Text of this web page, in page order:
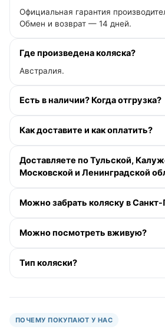
Официальная гарантия
Обмен и возврат — 14 дней.
Где произведена коляска?
Австралия.
Есть в наличии? Когда отгрузка?
Как доставите и как оплатить?
Доставляете по Тульской,
Московской и Ленинградской
Можно забрать коляску в
Можно посмотреть вживую?
Тип коляски?
ПОЧЕМУ ПОКУПАЮТ У НАС